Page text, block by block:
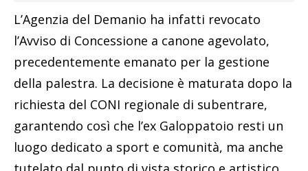
L’Agenzia del Demanio ha infatti revocato
l’Avviso di Concessione a canone agevolato,
precedentemente emanato per la gestione
della palestra. La decisione è maturata dopo la
richiesta del CONI regionale di subentrare,
garantendo così che l’ex Galoppatoio resti un
luogo dedicato a sport e comunità, ma anche